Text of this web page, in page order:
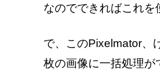
なのでできればこれを
で、このPixelmator、
枚の画像に一括処理が